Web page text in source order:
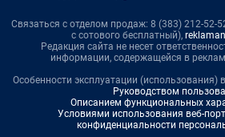
Связаться с отделом продаж: 8 (383) 212-52-
с сотового бесплатный),
Редакция сайта не несет
информации, содержащейся в
Особенности эксплуатации (использования)
Руководством
Описанием функциональных
Условиями использования веб-
конфиденциальности